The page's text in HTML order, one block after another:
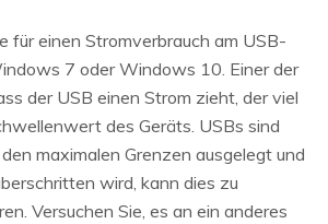
für einen Stromverbrauch am USB-
7 oder Windows 10. Einer der
der USB einen Strom zieht, der viel
des Geräts. USBs sind
maximalen Grenzen ausgelegt und
wird, kann dies zu
Versuchen Sie, es an ein anderes